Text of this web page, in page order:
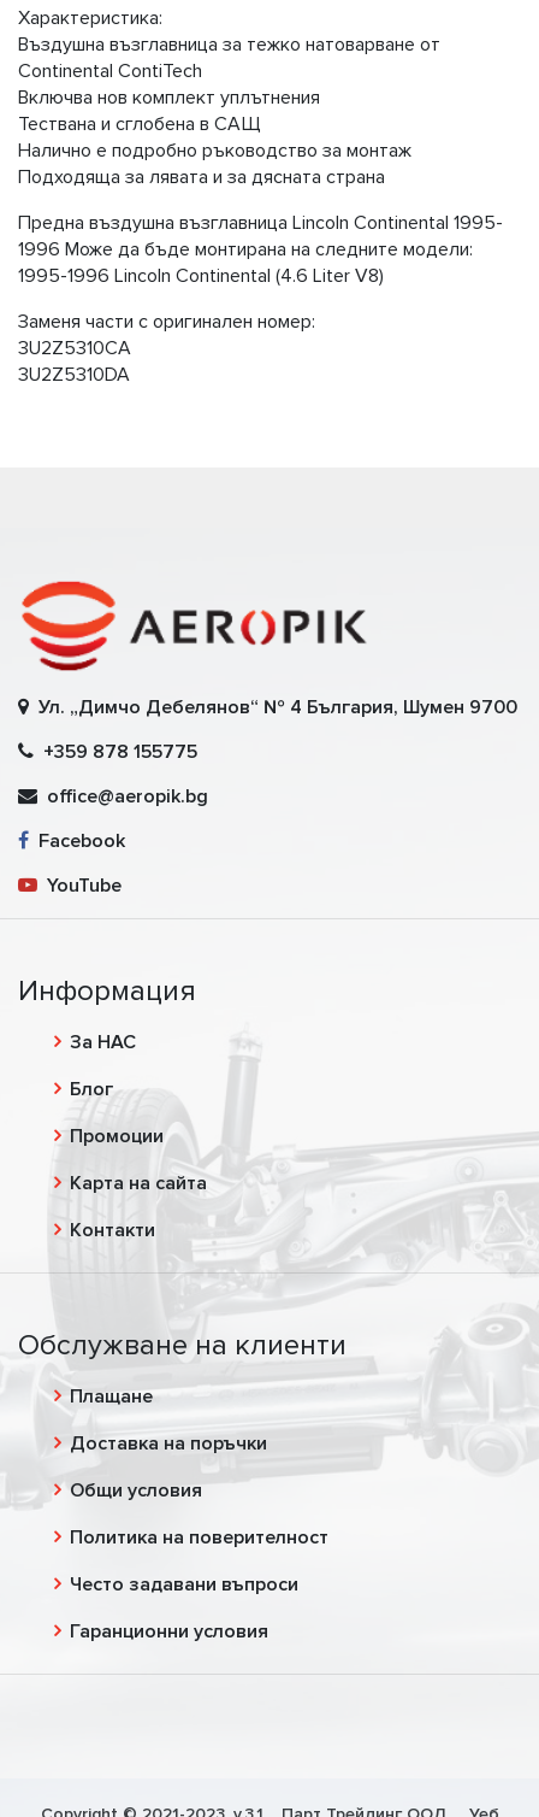
Характеристика:
Въздушна възглавница за тежко натоварване от
Continental ContiTech
Включва нов комплект уплътнения
Тествана и сглобена в САЩ
Налично е подробно ръководство за монтаж
Подходяща за лявата и за дясната страна
Предна въздушна възглавница Lincoln Continental 1995-
1996 Може да бъде монтирана на следните модели:
1995-1996 Lincoln Continental (4.6 Liter V8)
Заменя части с оригинален номер:
3U2Z5310CA
3U2Z5310DA
Ул. „Димчо Дебелянов“ № 4 България, Шумен 9700
+359 878 155775
office@aeropik.bg
Facebook
YouTube
Информация
За НАС
Блог
Промоции
Карта на сайта
Контакти
Обслужване на клиенти
Плащане
Доставка на поръчки
Общи условия
Политика на поверителност
Често задавани въпроси
Гаранционни условия